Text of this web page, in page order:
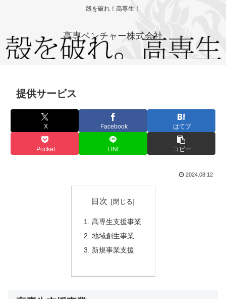
殻を破れ！高専生！
高専ベンチャー株式会社
提供サービス
X Facebook はてブ
Pocket LINE コピー
2024.08.12
目次
高専生支援事業
地域創生事業
新規事業支援